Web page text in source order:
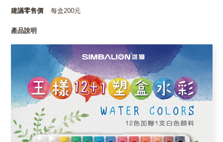
建議零售價
每盒200元
產品說明